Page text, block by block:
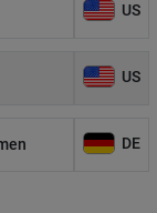
US
US
DE